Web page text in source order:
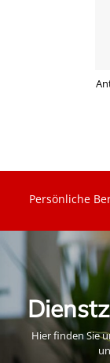
Persönliche
Hier finden Sie